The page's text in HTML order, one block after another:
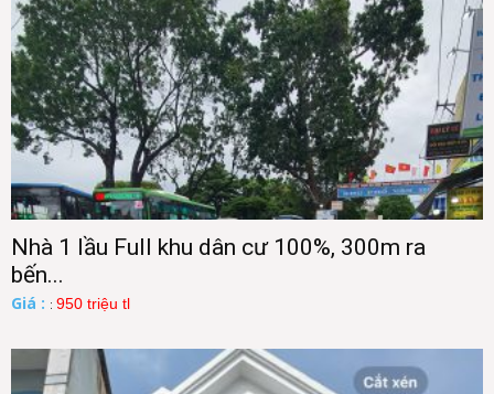
Nhà 1 lầu Full khu dân cư 100%, 300m ra
bến...
Giá : : 950 triệu tl